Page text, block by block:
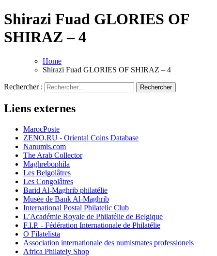
Shirazi Fuad GLORIES OF
SHIRAZ – 4
Home
Shirazi Fuad GLORIES OF SHIRAZ – 4
Rechercher :
Liens externes
MarocPoste
ZENO.RU - Oriental Coins Database
Nanumis.com
The Arab Collector
Maghrebophila
Les Belgolâtres
Les Congolâtres
Barid Al-Maghrib philatélie
Musée de Bank Al-Maghrib
International Postal Philatelic Club
L’Académie Royale de Philatélie de Belgique
F.I.P. - Fédération Internationale de Philatélie
O Filatelista
Association internationale des numismates professionels
Africa Philately Shop